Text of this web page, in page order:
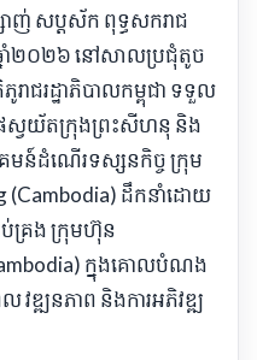
សាញ់ សប្តស័ក ពុទ្ធសករាជ
នាំ២០២៦ នៅសាលប្រជុំតូច
ជរដ្ឋាភិបាលកម្ពុជា ទទួល
ែស្វយ័តក្រុងព្រះសីហនុ និង
មន៍ដំណើរទស្សនកិច្ច ក្រុម
(Cambodia) ដឹកនាំដោយ
គ្រង ក្រុមហ៊ុន
ក្នុងគោលបំណង
វឌ្ឍនភាព និងការអភិវឌ្ឍ